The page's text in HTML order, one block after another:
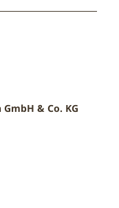
& Co. KG